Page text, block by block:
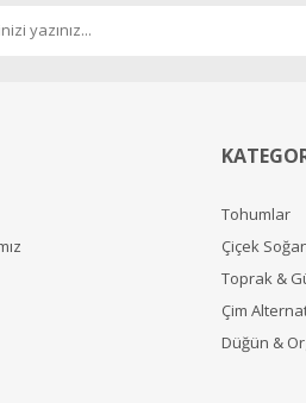
Tohumlar
Çiçek
Toprak &
Çim
Düğün &